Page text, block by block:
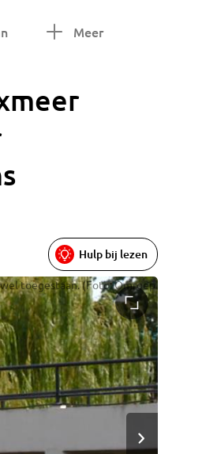
Meer
toegestaan. (Foto: Omroep
Hulp bij lezen